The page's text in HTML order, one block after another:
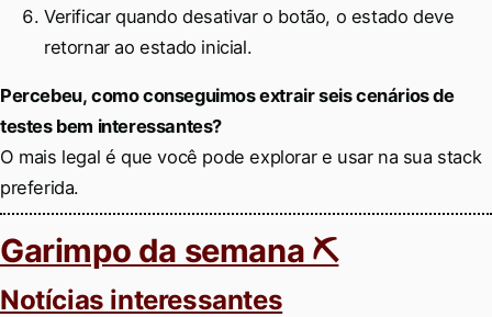
Verificar quando desativar o botão, o estado deve
retornar ao estado inicial.
Percebeu, como conseguimos extrair seis cenários de
testes bem interessantes?
O mais legal é que você pode explorar e usar na sua stack
preferida.
Garimpo da semana ⛏
Notícias interessantes